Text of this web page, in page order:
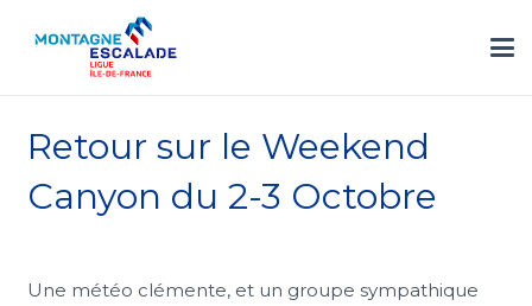
Retour sur le Weekend
Canyon du 2-3 Octobre
Une météo clémente, et un groupe sympathique